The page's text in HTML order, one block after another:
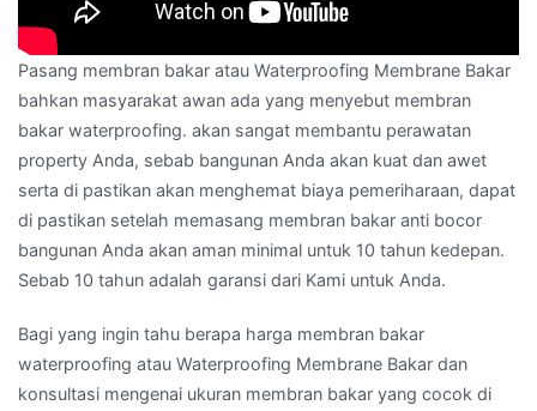
Pasang membran bakar atau Waterproofing Membrane Bakar
bahkan masyarakat awan ada yang menyebut membran
bakar waterproofing. akan sangat membantu perawatan
property Anda, sebab bangunan Anda akan kuat dan awet
serta di pastikan akan menghemat biaya pemeriharaan, dapat
di pastikan setelah memasang membran bakar anti bocor
bangunan Anda akan aman minimal untuk 10 tahun kedepan.
Sebab 10 tahun adalah garansi dari Kami untuk Anda.
Bagi yang ingin tahu berapa harga membran bakar
waterproofing atau Waterproofing Membrane Bakar dan
konsultasi mengenai ukuran membran bakar yang cocok di